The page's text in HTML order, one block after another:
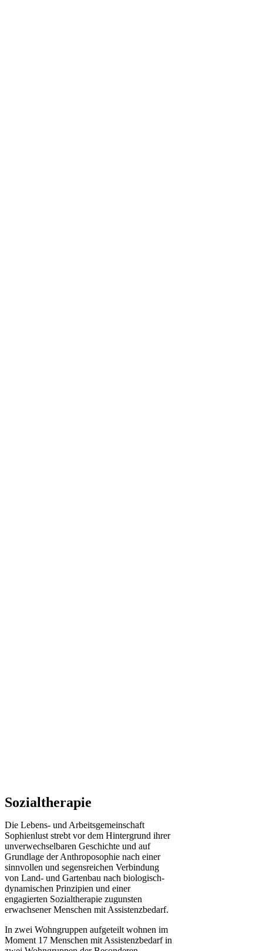
Sozialtherapie
Die Lebens- und Arbeitsgemeinschaft
Sophienlust strebt vor dem Hintergrund ihrer
unverwechselbaren Geschichte und auf
Grundlage der Anthroposophie nach einer
sinnvollen und segensreichen Verbindung
von Land- und Gartenbau nach biologisch-
dynamischen Prinzipien und einer
engagierten Sozialtherapie zugunsten
erwachsener Menschen mit Assistenzbedarf.
In zwei Wohngruppen aufgeteilt wohnen im
Moment 17 Menschen mit Assistenzbedarf in